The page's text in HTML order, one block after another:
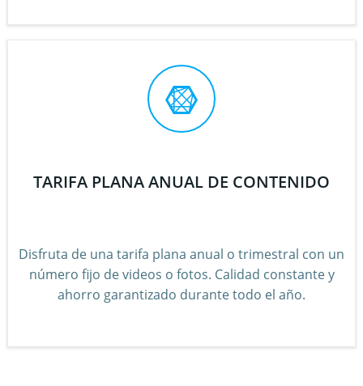
TARIFA PLANA ANUAL DE CONTENIDO
Disfruta de una tarifa plana anual o trimestral con un
número fijo de videos o fotos. Calidad constante y
ahorro garantizado durante todo el año.